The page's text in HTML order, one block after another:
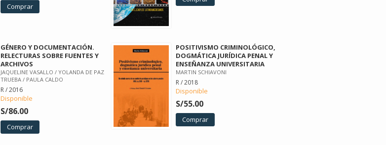
Comprar
GÉNERO Y DOCUMENTACIÓN.
RELECTURAS SOBRE FUENTES Y
ARCHIVOS
JAQUELINE VASALLO / YOLANDA DE PAZ
TRUEBA / PAULA CALDO
R / 2016
Disponible
S/86.00
Comprar
POSITIVISMO CRIMINOLÓGICO,
DOGMÁTICA JURÍDICA PENAL Y
ENSEÑANZA UNIVERSITARIA
MARTIN SCHIAVONI
R / 2018
Disponible
S/55.00
Comprar